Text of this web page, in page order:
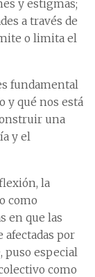
y estigmas;
a través de
o limita el
fundamental
y qué nos está
una
y el
la
como
en que las
por
puso especial
como